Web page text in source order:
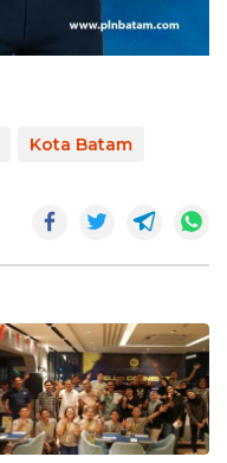
Kota Batam